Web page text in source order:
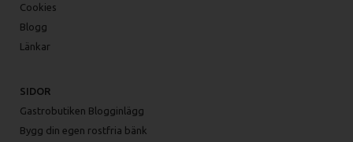
Cookies
Blogg
Länkar
SIDOR
Gastrobutiken Blogginlägg
Bygg din egen rostfria bänk